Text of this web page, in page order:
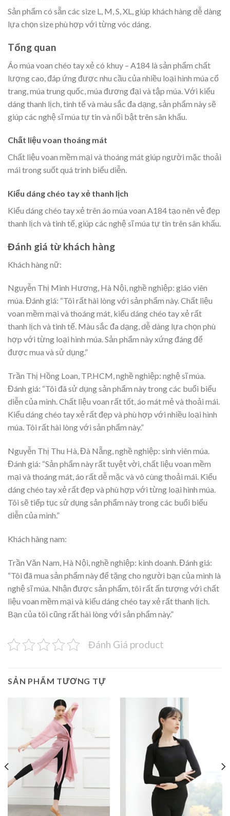
Sản phẩm có sẵn các size L, M, S, XL, giúp khách hàng dễ dàng
lựa chọn size phù hợp với từng vóc dáng.
Tổng quan
Áo múa voan chéo tay xẻ có khuy – A184 là sản phẩm chất
lượng cao, đáp ứng được nhu cầu của nhiều loại hình múa cổ
trang, múa trung quốc, múa đương đại và tập múa. Với kiểu
dáng thanh lịch, tinh tế và màu sắc đa dạng, sản phẩm này sẽ
giúp các nghệ sĩ múa tự tin và nổi bật trên sân khấu.
Chất liệu voan thoáng mát
Chất liệu voan mềm mại và thoáng mát giúp người mặc thoải
mái trong suốt quá trình biểu diễn.
Kiểu dáng chéo tay xẻ thanh lịch
Kiểu dáng chéo tay xẻ trên áo múa voan A184 tạo nên vẻ đẹp
thanh lịch và tinh tế, giúp các nghệ sĩ múa tự tin trên sân khấu.
Đánh giá từ khách hàng
Khách hàng nữ:
Nguyễn Thị Minh Hương, Hà Nội, nghề nghiệp: giáo viên
múa. Đánh giá: “Tôi rất hài lòng với sản phẩm này. Chất liệu
voan mềm mại và thoáng mát, kiểu dáng chéo tay xẻ rất
thanh lịch và tinh tế. Màu sắc đa dạng, dễ dàng lựa chọn phù
hợp với từng loại hình múa. Sản phẩm này xứng đáng để
được mua và sử dụng.”
Trần Thị Hồng Loan, TP.HCM, nghề nghiệp: nghệ sĩ múa.
Đánh giá: “Tôi đã sử dụng sản phẩm này trong các buổi biểu
diễn của mình. Chất liệu voan rất tốt, áo mát mẻ và thoải mái.
Kiểu dáng chéo tay xẻ rất đẹp và phù hợp với nhiều loại hình
múa. Tôi rất hài lòng với sản phẩm này.”
Nguyễn Thị Thu Hà, Đà Nẵng, nghề nghiệp: sinh viên múa.
Đánh giá: “Sản phẩm này rất tuyệt vời, chất liệu voan mềm
mại và thoáng mát, áo rất dễ mặc và vô cùng thoải mái. Kiểu
dáng chéo tay xẻ rất đẹp và phù hợp với từng loại hình múa.
Tôi sẽ tiếp tục sử dụng sản phẩm này trong các buổi biểu
diễn của mình.”
Khách hàng nam:
Trần Văn Nam, Hà Nội, nghề nghiệp: kinh doanh. Đánh giá:
“Tôi đã mua sản phẩm này để tặng cho người bạn của mình là
nghệ sĩ múa. Nhận được sản phẩm, tôi rất ấn tượng với chất
liệu voan mềm mại và kiểu dáng chéo tay xẻ rất thanh lịch.
Bạn của tôi cũng rất hài lòng với sản phẩm này.”
Đánh Giá product
SẢN PHẨM TƯƠNG TỰ